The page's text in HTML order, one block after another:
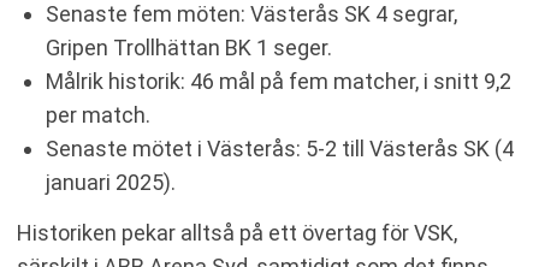
Senaste fem möten: Västerås SK 4 segrar,
Gripen Trollhättan BK 1 seger.
Målrik historik: 46 mål på fem matcher, i snitt 9,2
per match.
Senaste mötet i Västerås: 5-2 till Västerås SK (4
januari 2025).
Historiken pekar alltså på ett övertag för VSK,